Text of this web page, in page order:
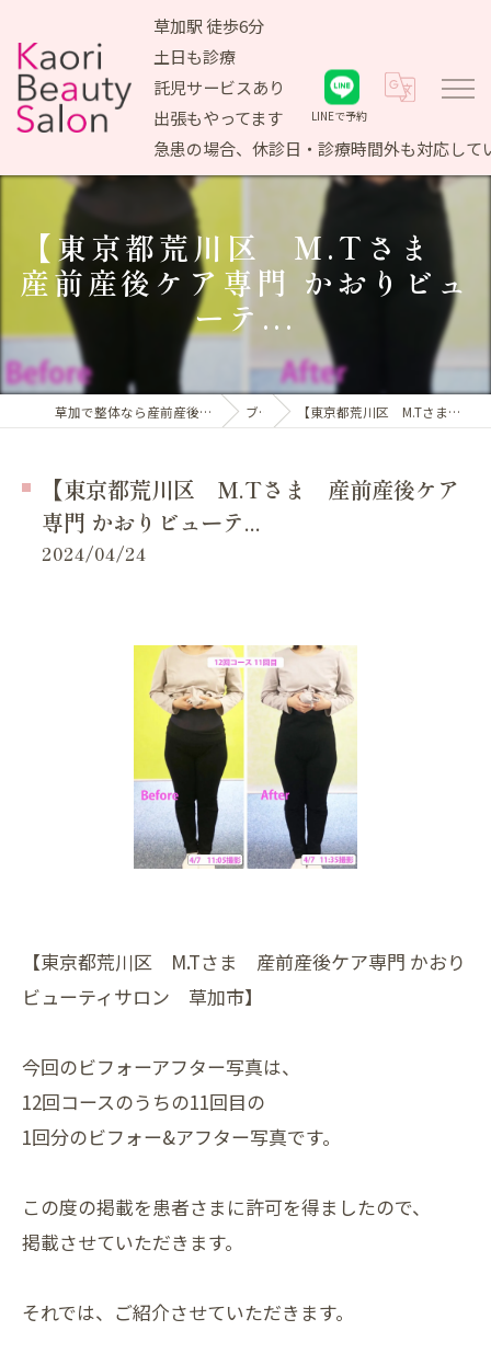
草加駅 徒歩6分
土日も診療
託児サービスあり
出張もやってます
急患の場合、休診日・診療時間外も対応して
LINEで予約
【東京都荒川区 M.Tさま
産前産後ケア専門 かおりビュ
ーテ...
草加で整体なら産前産後ケア専門 かおりビューティサロン ブログ 【東京都荒川区 M.Tさま 産前産後ケア専門 かおりビューテ...
【東京都荒川区 M.Tさま 産前産後ケア
専門 かおりビューテ...
2024/04/24
【東京都荒川区 M.Tさま 産前産後ケア専門 かおり
ビューティサロン 草加市】
今回のビフォーアフター写真は、
12回コースのうちの11回目の
1回分のビフォー&アフター写真です。
この度の掲載を患者さまに許可を得ましたので、
掲載させていただきます。
それでは、ご紹介させていただきます。